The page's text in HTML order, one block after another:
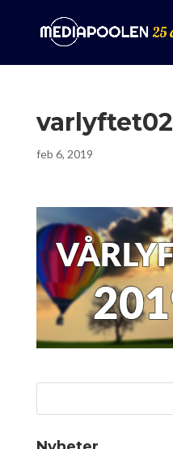
varlyftet02
feb 6, 2019